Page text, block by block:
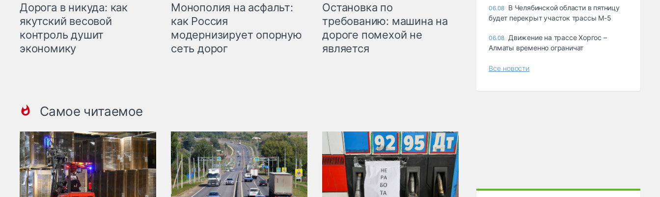
Дорога в никуда: как
якутский весовой
контроль душит
экономику
Монополия на асфальт:
как Россия
модернизирует опорную
сеть дорог
Остановка по
требованию: машина на
дороге помехой не
является
Самое читаемое
06.08 В Челябинской области в пятницу
будет перекрыт участок трассы М-5
06.08 Движение на трассе Хоргос –
Алматы временно ограничат
Все новости